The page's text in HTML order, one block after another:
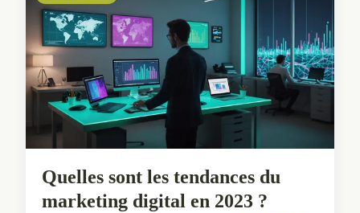
Quelles sont les tendances du
marketing digital en 2023 ?